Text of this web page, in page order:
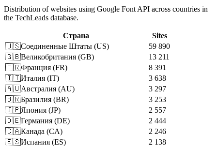
Distribution of websites using Google Font API across countries in
the TechLeads database.
Страна
Sites
🇺🇸Соединенные Штаты (US)
59 890
🇬🇧Великобритания (GB)
13 211
🇫🇷Франция (FR)
8 391
🇮🇹Италия (IT)
3 638
🇦🇺Австралия (AU)
3 297
🇧🇷Бразилия (BR)
3 253
🇯🇵Япония (JP)
2 557
🇩🇪Германия (DE)
2 444
🇨🇦Канада (CA)
2 246
🇪🇸Испания (ES)
2 138